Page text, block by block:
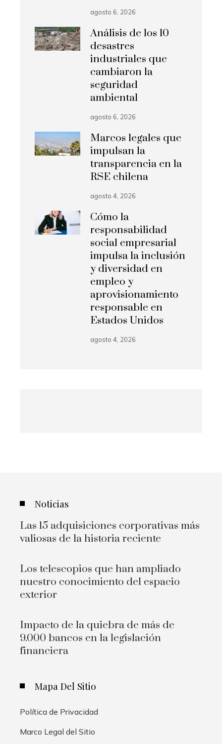
agosto 6, 2026
Análisis de los 10
desastres
industriales que
cambiaron la
seguridad
ambiental
agosto 6, 2026
Marcos legales que
impulsan la
transparencia en la
RSE chilena
agosto 4, 2026
Cómo la
responsabilidad
social empresarial
impulsa la inclusión
y diversidad en
empleo y
aprovisionamiento
responsable en
Estados Unidos
agosto 4, 2026
Noticias
Las 15 adquisiciones corporativas más
valiosas de la historia reciente
Los telescopios que han ampliado
nuestro conocimiento del espacio
exterior
Impacto de la quiebra de más de
9.000 bancos en la legislación
financiera
Mapa Del Sitio
Política de Privacidad
Marco Legal del Sitio